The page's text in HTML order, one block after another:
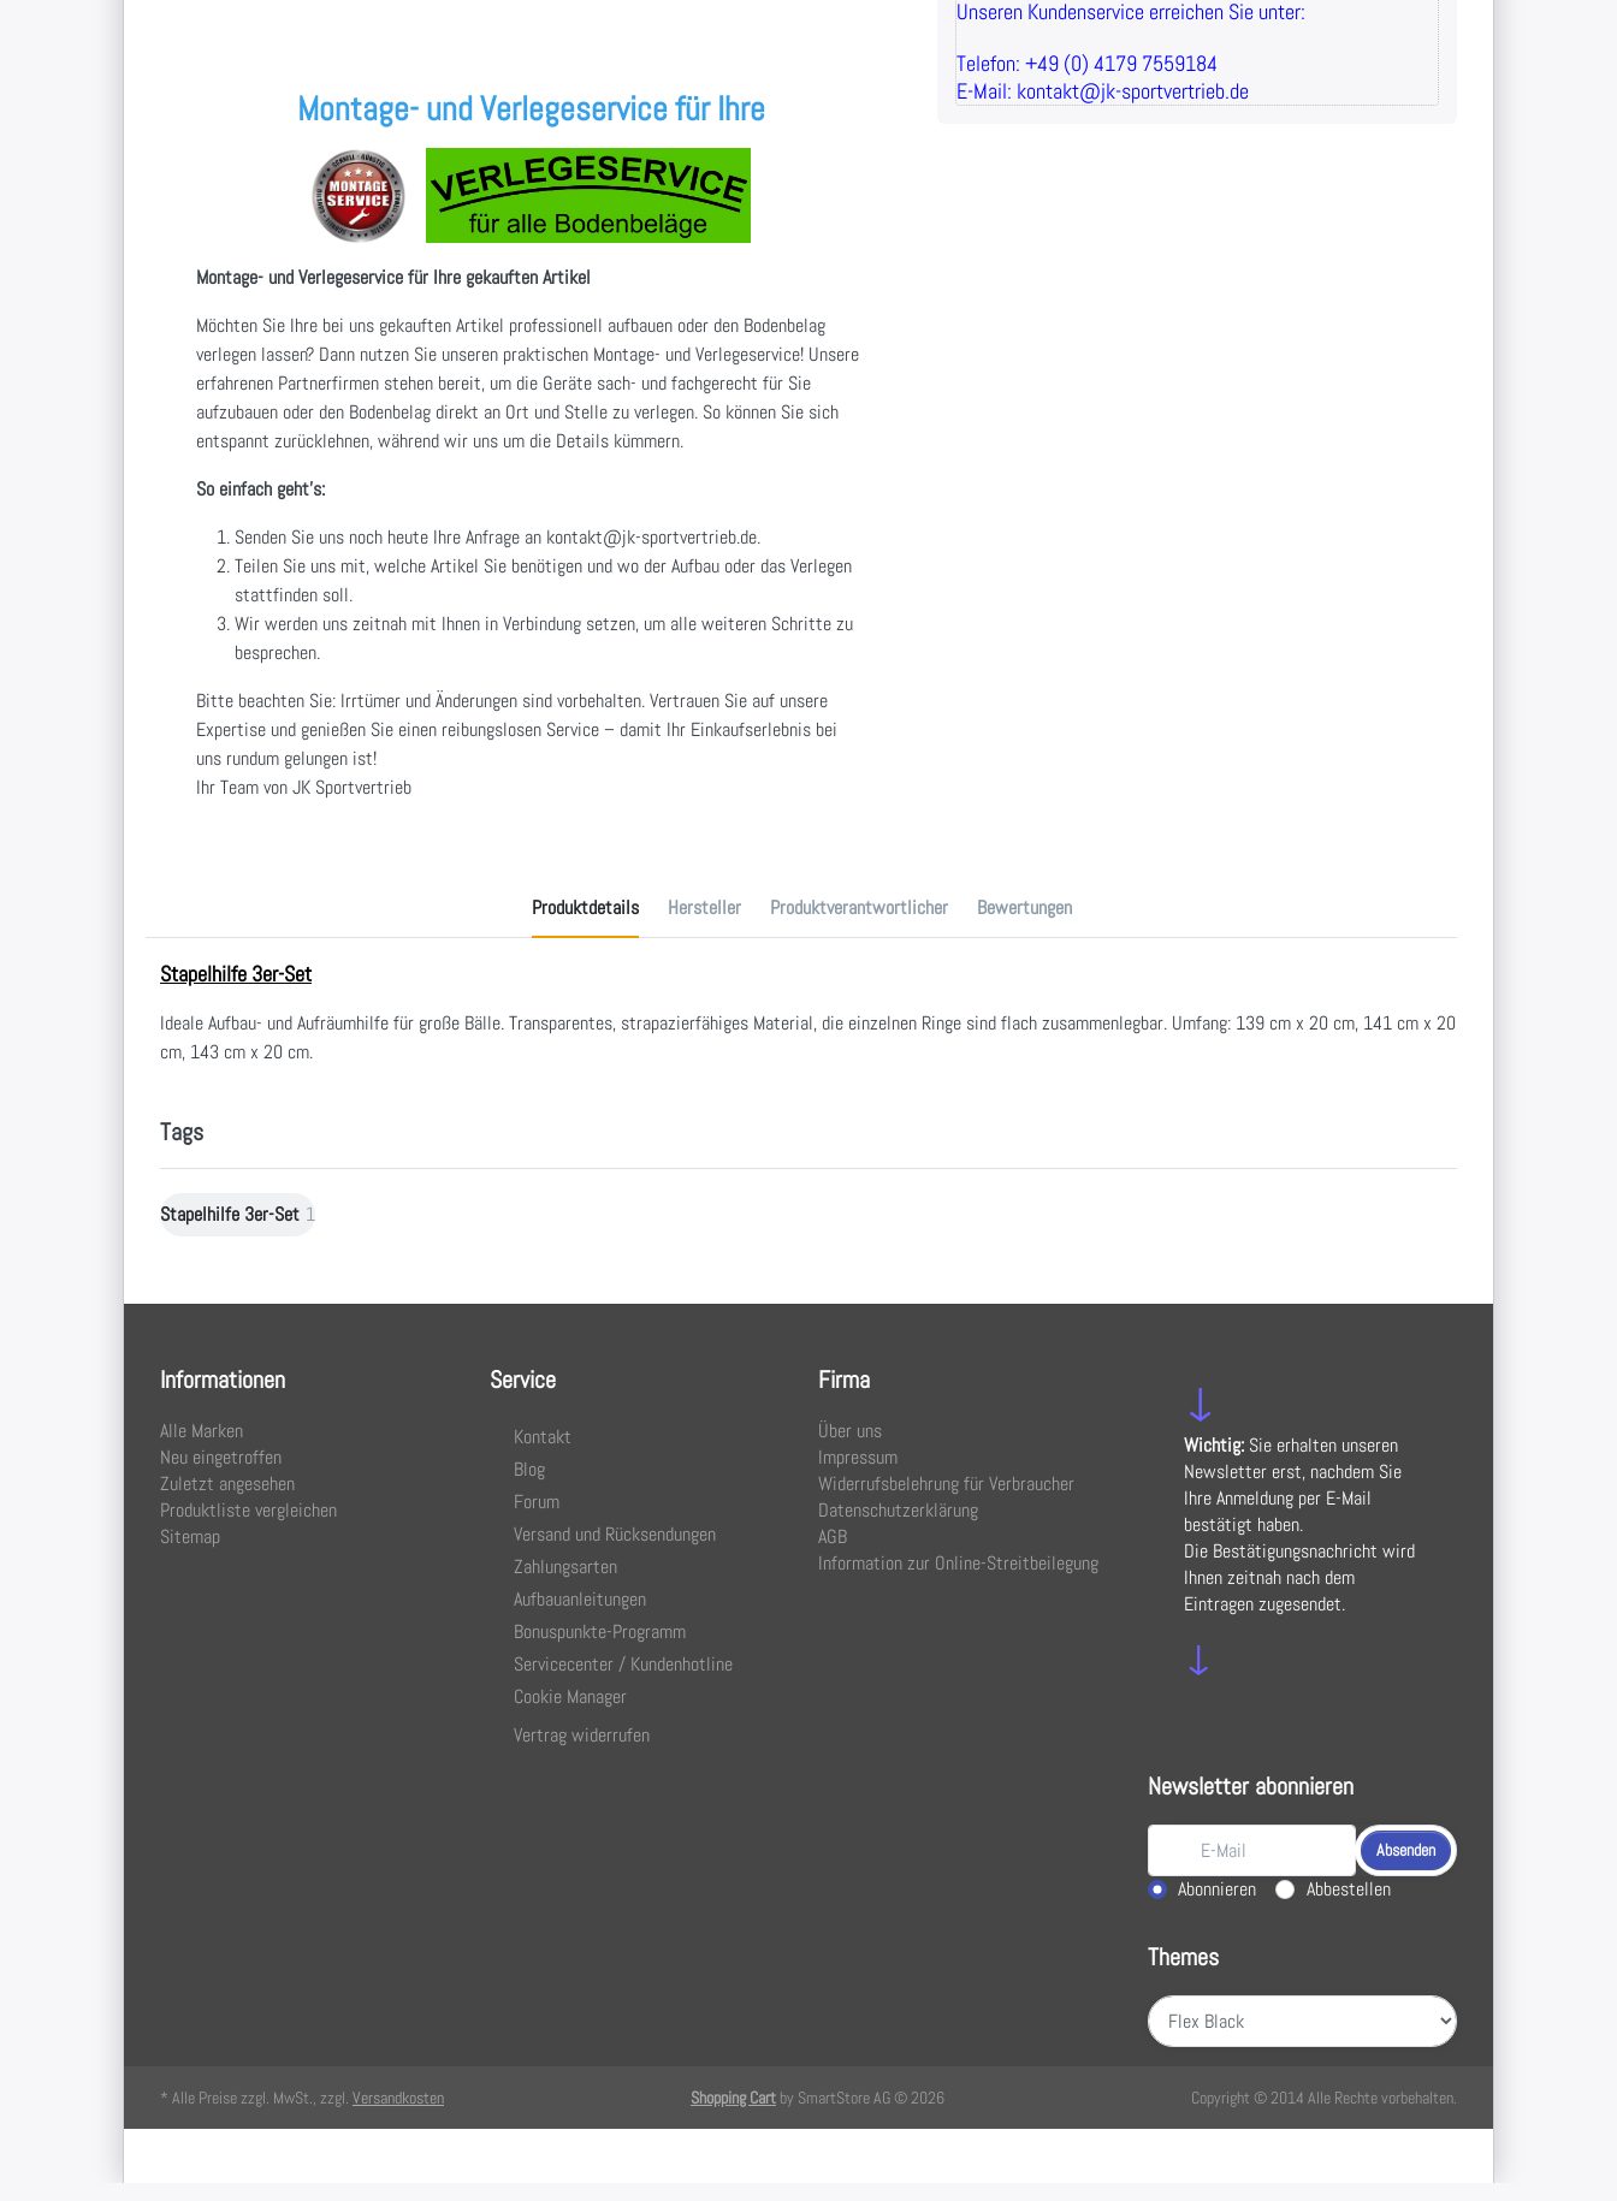
Montage- und Verlegeservice für Ihre
Montage- und Verlegeservice für Ihre gekauften Artikel
Möchten Sie Ihre bei uns gekauften Artikel professionell aufbauen oder den Bodenbelag
verlegen lassen? Dann nutzen Sie unseren praktischen Montage- und Verlegeservice! Unsere
erfahrenen Partnerfirmen stehen bereit, um die Geräte sach- und fachgerecht für Sie
aufzubauen oder den Bodenbelag direkt an Ort und Stelle zu verlegen. So können Sie sich
entspannt zurücklehnen, während wir uns um die Details kümmern.
So einfach geht's:
Senden Sie uns noch heute Ihre Anfrage an kontakt@jk-sportvertrieb.de.
Teilen Sie uns mit, welche Artikel Sie benötigen und wo der Aufbau oder das Verlegen
stattfinden soll.
Wir werden uns zeitnah mit Ihnen in Verbindung setzen, um alle weiteren Schritte zu
besprechen.
Bitte beachten Sie: Irrtümer und Änderungen sind vorbehalten. Vertrauen Sie auf unsere
Expertise und genießen Sie einen reibungslosen Service – damit Ihr Einkaufserlebnis bei
uns rundum gelungen ist!
Ihr Team von JK Sportvertrieb
Unseren Kundenservice erreichen Sie unter:
Telefon: +49 (0) 4179 7559184
E-Mail: kontakt@jk-sportvertrieb.de
Produktdetails Hersteller Produktverantwortlicher Bewertungen
Stapelhilfe 3er-Set
Ideale Aufbau- und Aufräumhilfe für große Bälle. Transparentes, strapazierfähiges Material, die einzelnen Ringe sind flach zusammenlegbar. Umfang: 139 cm x 20 cm, 141 cm x 20
cm, 143 cm x 20 cm.
Tags
Stapelhilfe 3er-Set 1
Informationen
Alle Marken
Neu eingetroffen
Zuletzt angesehen
Produktliste vergleichen
Sitemap
Service
Kontakt
Blog
Forum
Versand und Rücksendungen
Zahlungsarten
Aufbauanleitungen
Bonuspunkte-Programm
Servicecenter / Kundenhotline
Cookie Manager
Vertrag widerrufen
Firma
Über uns
Impressum
Widerrufsbelehrung für Verbraucher
Datenschutzerklärung
AGB
Information zur Online-Streitbeilegung
↓
Wichtig:Sie erhalten unseren
Newsletter erst, nachdem Sie
Ihre Anmeldung per E-Mail
bestätigt haben.
Die Bestätigungsnachricht wird
Ihnen zeitnah nach dem
Eintragen zugesendet.
↓
Newsletter abonnieren
Absenden
Aktion wählen
Abonnieren Abbestellen
Themes
* Alle Preise zzgl. MwSt., zzgl. Versandkosten Shopping Cart by SmartStore AG © 2026 Copyright © 2014 Alle Rechte vorbehalten.